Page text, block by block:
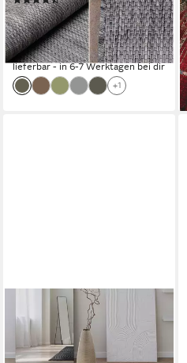
Sisaloptik
ab 23,73 € UVP 67,90 €
nur diesen Monat
-65%
lieferbar - in 6-7 Werktagen bei dir
+1